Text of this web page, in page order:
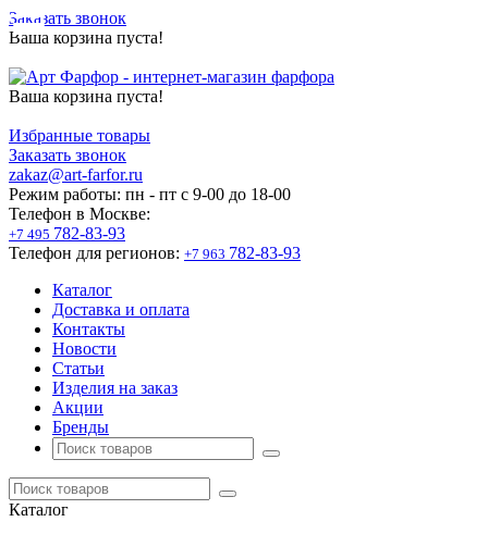
Заказать звонок
Ваша корзина пуста!
Ваша корзина пуста!
Избранные товары
Заказать звонок
zakaz@art-farfor.ru
Режим работы: пн - пт c 9-00 до 18-00
Телефон в Москве:
+7 495 782-83-93
Телефон для регионов: +7 963 782-83-93
Каталог
Доставка и оплата
Контакты
Новости
Статьи
Изделия на заказ
Акции
Бренды
Каталог